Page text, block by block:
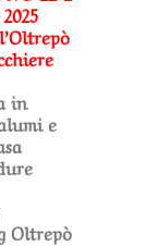
in
e
Oltrepò